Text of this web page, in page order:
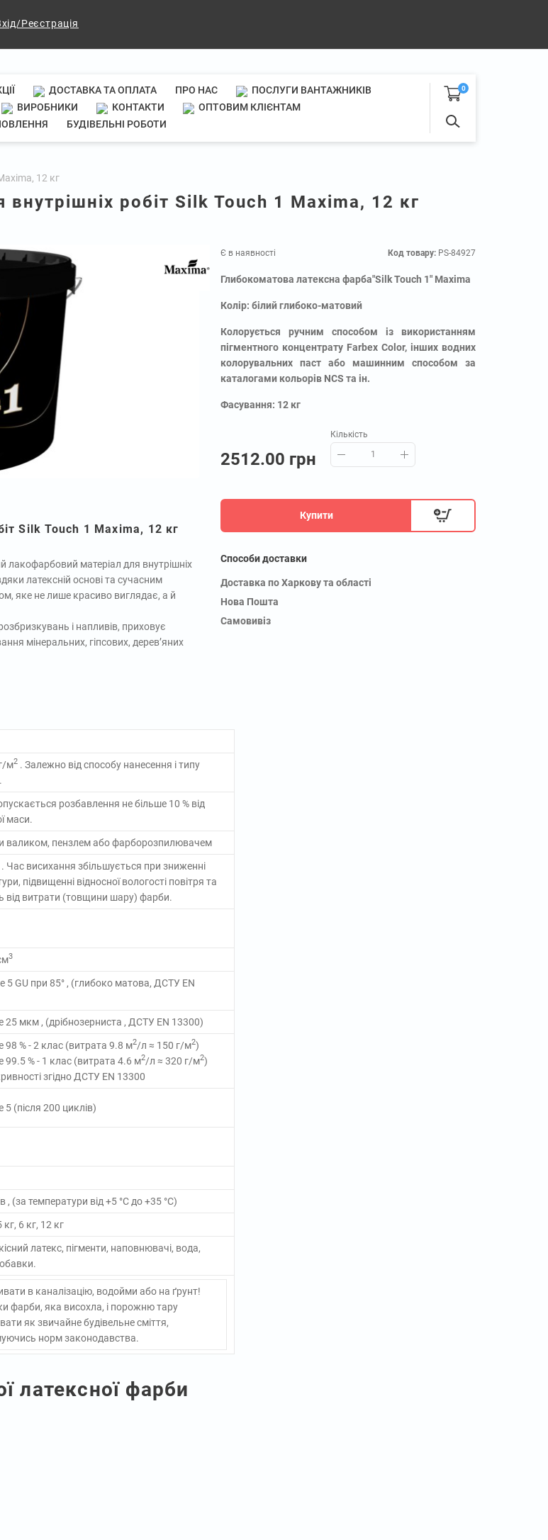
Реєстрація
ДОСТАВКА ТА ОПЛАТА ПРО НАС
ПОСЛУГИ ВАНТАЖНИКІВ
ВИРОБНИКИ КОНТАКТИ
ОПТОВИМ КЛІЄНТАМ
БУДІВЕЛЬНІ РОБОТИ
0
12 кг
робіт Silk Touch 1 Maxima, 12 кг
Silk Touch 1 Maxima, 12 кг
лакофарбовий матеріал для внутрішніх
латексній основі та сучасним
яке не лише красиво виглядає, а й
і напливів, приховує
мінеральних, гіпсових, дерев’яних
м2 . Залежно від способу нанесення і типу
розбавлення не більше 10 % від
маси.
валиком, пензлем або фарборозпилювачем
Час висихання збільшується при зниженні
підвищенні відносної вологості повітря та
від витрати (товщини шару) фарби.
3
5 GU при 85° , (глибоко матова, ДСТУ EN
25 мкм , (дрібнозерниста , ДСТУ EN 13300)
98 % - 2 клас (витрата 9.8 м2/л ≈ 150 г/м2)
99.5 % - 1 клас (витрата 4.6 м2/л ≈ 320 г/м2)
згідно ДСТУ EN 13300
5 (після 200 циклів)
, (за температури від +5 °С до +35 °С)
кг, 6 кг, 12 кг
латекс, пігменти, наповнювачі, вода,
в каналізацію, водойми або на ґрунт!
фарби, яка висохла, і порожню тару
як звичайне будівельне сміття,
норм законодавства.
латексної фарби
Є в наявності Код товару: PS-84927
Глибокоматова латексна фарба"Silk Touch 1" Maxima
Колір: білий глибоко-матовий
Колорується ручним способом із використанням
пігментного концентрату Farbex Color, інших водних
колорувальних паст або машинним способом за
каталогами кольорів NCS та ін.
Фасування: 12 кг
2512.00 грн
Кількість
Купити
Способи доставки
Доставка по Харкову та області
Нова Пошта
Самовивіз